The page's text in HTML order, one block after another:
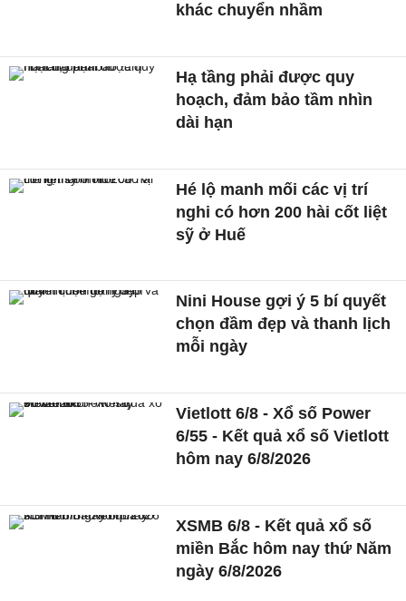
khác chuyển nhầm
Hạ tầng phải được quy
hoạch, đảm bảo tầm nhìn
dài hạn
Hé lộ manh mối các vị trí
nghi có hơn 200 hài cốt liệt
sỹ ở Huế
Nini House gợi ý 5 bí quyết
chọn đầm đẹp và thanh lịch
mỗi ngày
Vietlott 6/8 - Xổ số Power
6/55 - Kết quả xổ số Vietlott
hôm nay 6/8/2026
XSMB 6/8 - Kết quả xổ số
miền Bắc hôm nay thứ Năm
ngày 6/8/2026